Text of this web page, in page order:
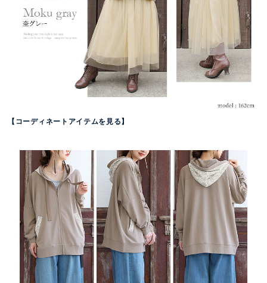
【コーディネートアイテムを見る】